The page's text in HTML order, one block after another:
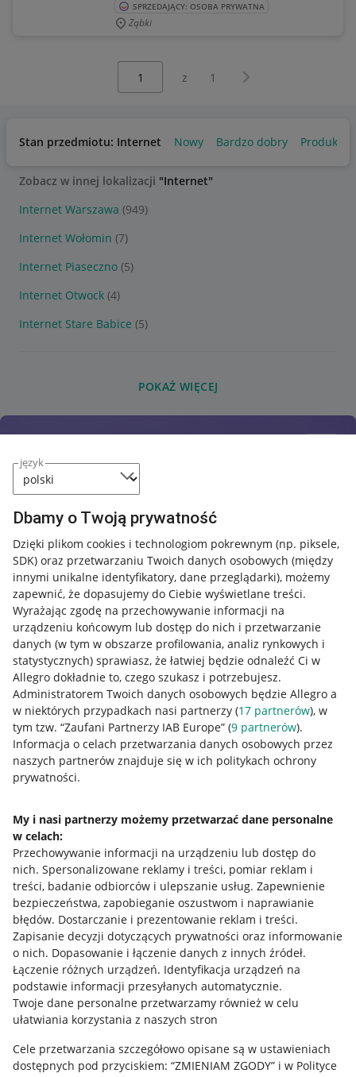
język
Dbamy o Twoją prywatność
Dzięki plikom cookies i technologiom pokrewnym (np. piksele,
SDK) oraz przetwarzaniu Twoich danych osobowych (między
innymi unikalne identyfikatory, dane przeglądarki), możemy
zapewnić, że dopasujemy do Ciebie wyświetlane treści.
Wyrażając zgodę na przechowywanie informacji na
urządzeniu końcowym lub dostęp do nich i przetwarzanie
danych (w tym w obszarze profilowania, analiz rynkowych i
statystycznych) sprawiasz, że łatwiej będzie odnaleźć Ci w
Allegro dokładnie to, czego szukasz i potrzebujesz.
Administratorem Twoich danych osobowych będzie Allegro a
w niektórych przypadkach nasi partnerzy (17 partnerów), w
tym tzw. “Zaufani Partnerzy IAB Europe” (9 partnerów).
Informacja o celach przetwarzania danych osobowych przez
naszych partnerów znajduje się w ich politykach ochrony
prywatności.
My i nasi partnerzy możemy przetwarzać dane personalne
w celach:
Przechowywanie informacji na urządzeniu lub dostęp do
nich. Spersonalizowane reklamy i treści, pomiar reklam i
treści, badanie odbiorców i ulepszanie usług. Zapewnienie
bezpieczeństwa, zapobieganie oszustwom i naprawianie
błędów. Dostarczanie i prezentowanie reklam i treści.
Zapisanie decyzji dotyczących prywatności oraz informowanie
o nich. Dopasowanie i łączenie danych z innych źródeł.
Łączenie różnych urządzeń. Identyfikacja urządzeń na
podstawie informacji przesyłanych automatycznie.
Twoje dane personalne przetwarzamy również w celu
ułatwiania korzystania z naszych stron
Cele przetwarzania szczegółowo opisane są w ustawieniach
dostępnych pod przyciskiem: “ZMIENIAM ZGODY” i w Polityce
SPRZEDAJĄCY: OSOBA PRYWATNA
Ząbki
z 1 Następna strona
Stan przedmiotu: Internet Nowy Bardzo dobry Produkt
Zobacz w innej lokalizacji "Internet"
Internet Warszawa (949)
Internet Wołomin (7)
Internet Piaseczno (5)
Internet Otwock (4)
Internet Stare Babice (5)
POKAŻ WIĘCEJ
Przydatne informacje
Jak to działa
Allegro Gadane dla sprzedających
Allegro Gadane dla kupujących
Mapa miejscowości
Informacje prawne
Regulamin
Polityka plików "cookies"
Ustawienia plików "cookies"
Udostępnianie lokalizacji